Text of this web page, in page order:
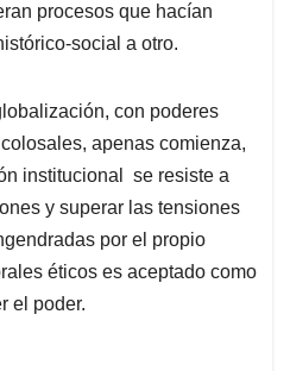
procesos que hacían
social a otro.
con poderes
apenas comienza,
institucional se resiste a
y superar las tensiones
por el propio
éticos es aceptado como
el poder.